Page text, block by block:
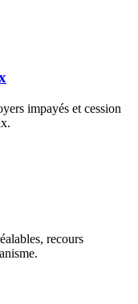
impayés et cession
recours